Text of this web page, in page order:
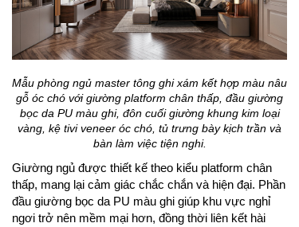
Mẫu phòng ngủ master tông ghi xám kết hợp màu nâu
gỗ óc chó với giường platform chân thấp, đầu giường
bọc da PU màu ghi, đôn cuối giường khung kim loại
vàng, kệ tivi veneer óc chó, tủ trưng bày kịch trần và
bàn làm việc tiện nghi.
Giường ngủ được thiết kế theo kiểu platform chân
thấp, mang lại cảm giác chắc chắn và hiện đại. Phần
đầu giường bọc da PU màu ghi giúp khu vực nghỉ
ngơi trở nên mềm mại hơn, đồng thời liên kết hài